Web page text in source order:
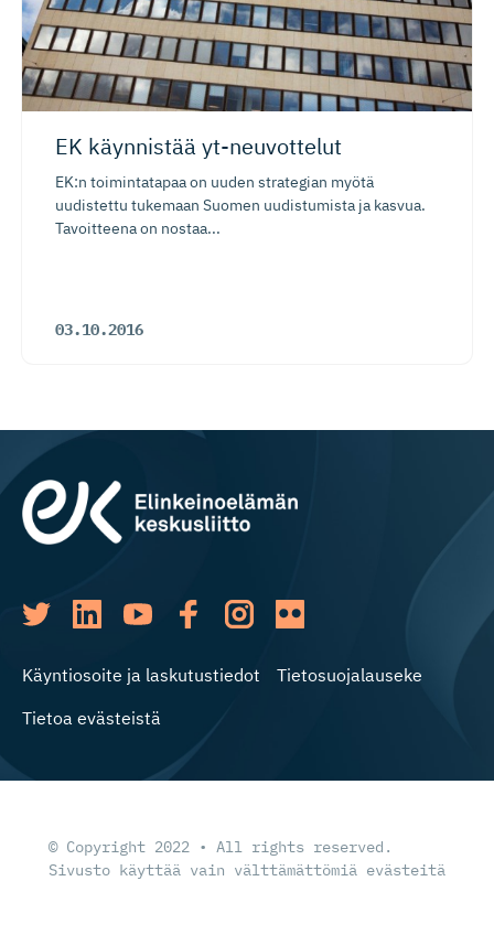
EK käynnistää yt-neuvottelut
EK:n toimintatapaa on uuden strategian myötä
uudistettu tukemaan Suomen uudistumista ja kasvua.
Tavoitteena on nostaa...
03.10.2016
Käyntiosoite ja laskutustiedot
Tietosuojalauseke
Tietoa evästeistä
© Copyright 2022 • All rights reserved.
Sivusto käyttää vain välttämättömiä evästeitä